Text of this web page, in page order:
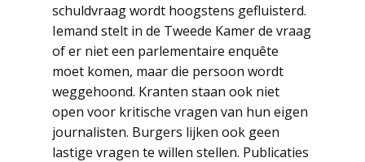
schuldvraag wordt hoogstens gefluisterd.
Iemand stelt in de Tweede Kamer de vraag
of er niet een parlementaire enquête
moet komen, maar die persoon wordt
weggehoond. Kranten staan ook niet
open voor kritische vragen van hun eigen
journalisten. Burgers lijken ook geen
lastige vragen te willen stellen. Publicaties